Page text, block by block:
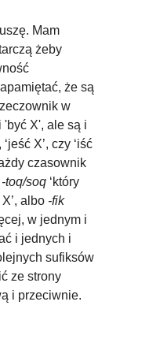
Mam
żeby
że są
w
'być X', ale są i
X’, czy ‘iść
czasownik
-toq/soq ‘który
albo -fik
w jednym i
i jednych i
sufiksów
ze strony
i przeciwnie.